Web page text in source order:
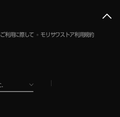
ご利用に際して モリサワストア利用規約